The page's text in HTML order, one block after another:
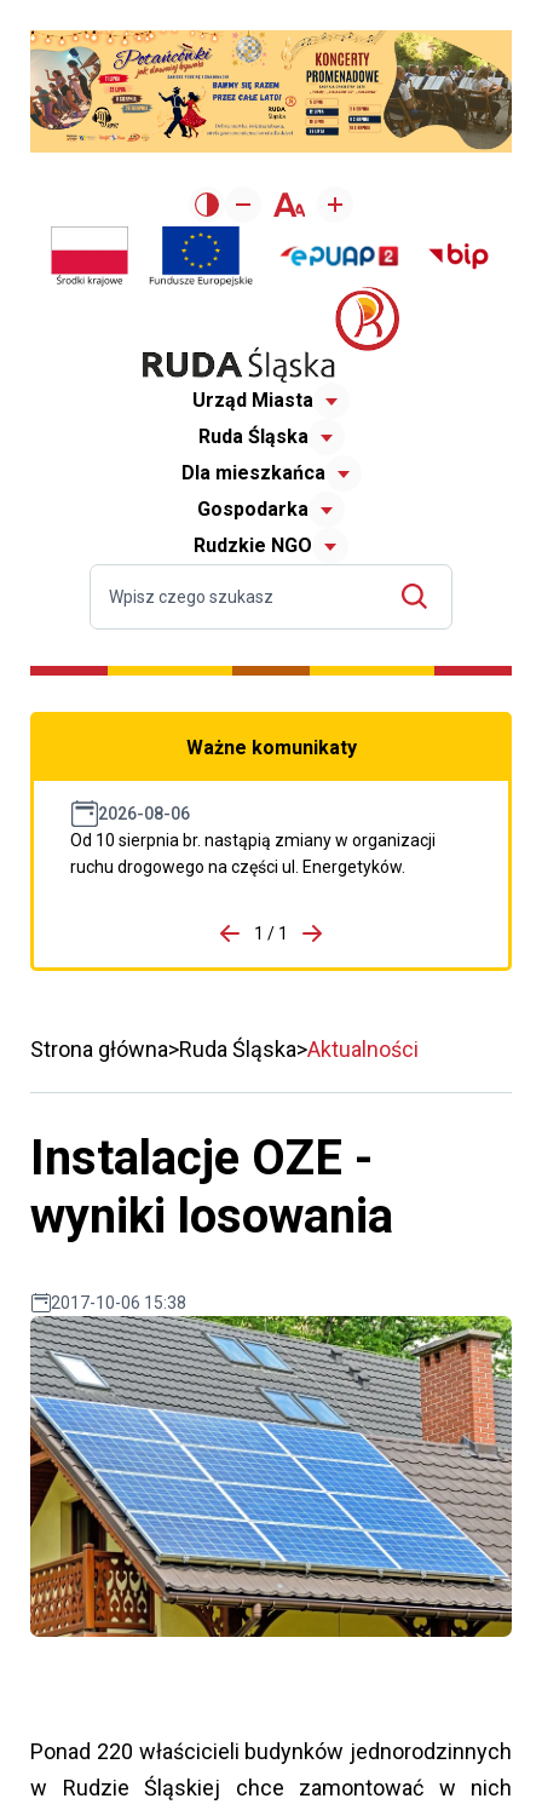
Urząd Miasta
Ruda Śląska
Dla mieszkańca
Gospodarka
Rudzkie NGO
Ważne komunikaty
2026-08-06
Od 10 sierpnia br. nastąpią zmiany w organizacji
ruchu drogowego na części ul. Energetyków.
porzpedniego komunikatu
1 / 1
Przejdź do następnego
Strona główna Ruda Śląska Aktualności
Instalacje OZE -
wyniki losowania
2017-10-06 15:38
Ponad 220 właścicieli budynków jednorodzinnych
w Rudzie Śląskiej chce zamontować w nich